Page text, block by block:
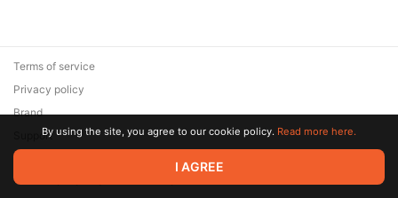
© 2026 Zaya Solutions Limited. All rights reserved. All trademarks
are the property of their respective owners.
Terms of service
Privacy policy
Brand
SupportBy using the site, you agree to our cookie policy. Read more here.
I AGREE